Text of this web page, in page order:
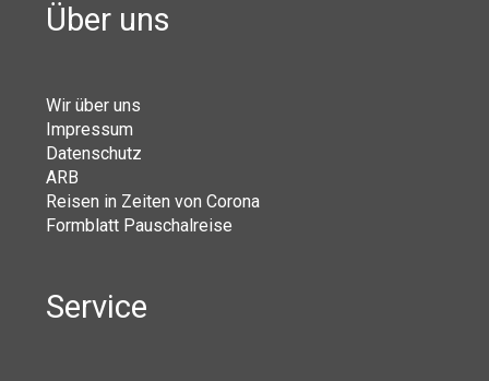
Über uns
Wir über uns
Impressum
Datenschutz
ARB
Reisen in Zeiten von Corona
Formblatt Pauschalreise
Service